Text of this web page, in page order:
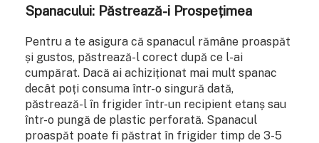
Spanacului: Păstrează-i Prospețimea
Pentru a te asigura că spanacul rămâne proaspăt
și gustos, păstrează-l corect după ce l-ai
cumpărat. Dacă ai achiziționat mai mult spanac
decât poți consuma într-o singură dată,
păstrează-l în frigider într-un recipient etanș sau
într-o pungă de plastic perforată. Spanacul
proaspăt poate fi păstrat în frigider timp de 3-5